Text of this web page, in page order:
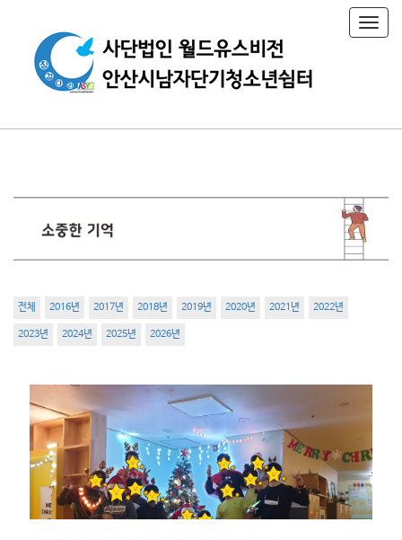
T
o
a
t
전체 2016년 2017년 2018년 2019년 2020년 2021년 2022년
2023년 2024년 2025년 2026년